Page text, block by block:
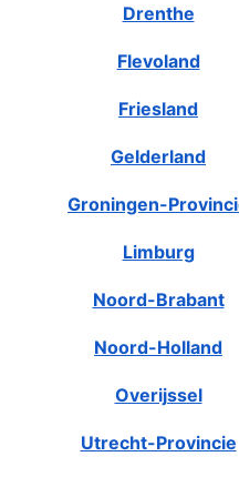
Drenthe
Flevoland
Friesland
Gelderland
Groningen-
Limburg
Noord-Brabant
Noord-Holland
Overijssel
Utrecht-Provincie